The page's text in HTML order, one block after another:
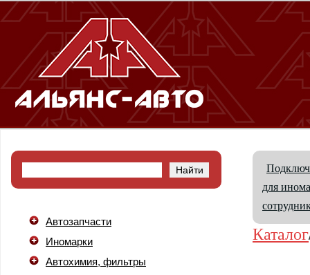
Автозапчасти
Иномарки
Автохимия, фильтры
для
Каталог